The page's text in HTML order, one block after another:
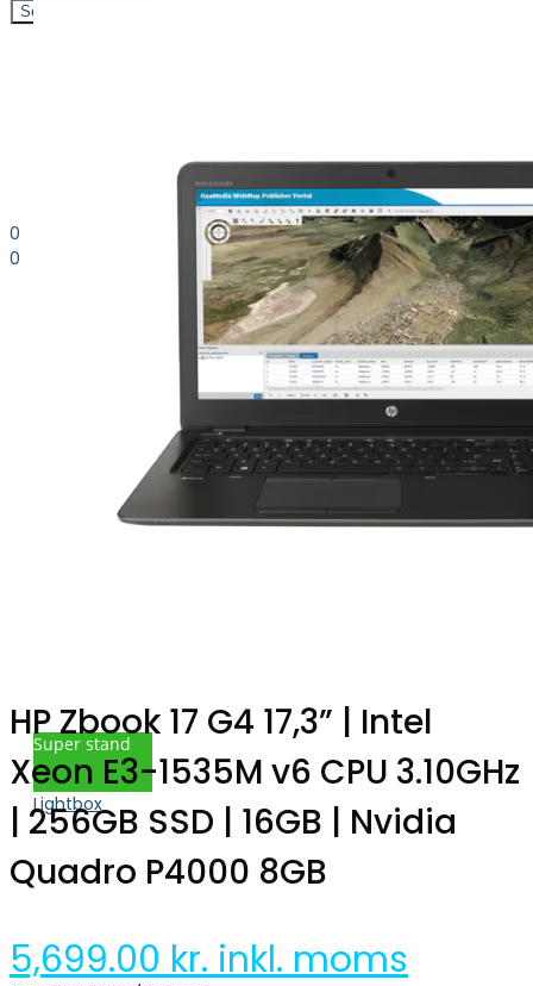
0
0
Search
Super stand
Lightbox
HP Zbook 17 G4 17,3” | Intel
Xeon E3-1535M v6 CPU 3.10GHz
| 256GB SSD | 16GB | Nvidia
Quadro P4000 8GB
5,699.00 kr. inkl. moms